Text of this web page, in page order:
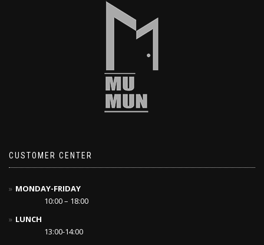
CUSTOMER CENTER
MONDAY-FRIDAY
10:00 – 18:00
LUNCH
13:00-14:00